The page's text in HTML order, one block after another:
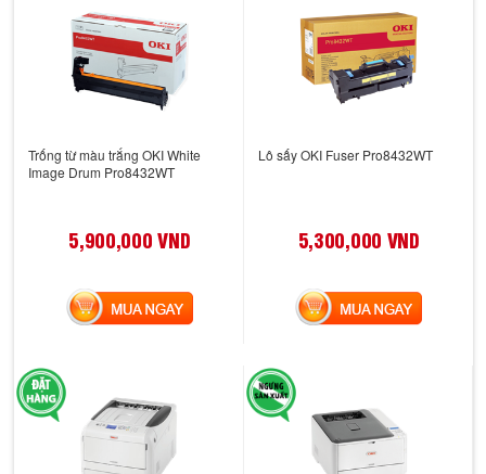
Trống từ màu trắng OKI White
Image Drum Pro8432WT
5,900,000 VND
MUA NGAY
Lô sấy OKI Fuser Pro8432WT
5,300,000 VND
MUA NGAY